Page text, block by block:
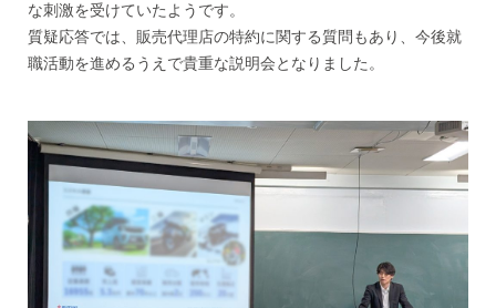
な刺激を受けていたようです。
質疑応答では、販売代理店の特約に関する質問もあり、今後就
職活動を進めるうえで貴重な説明会となりました。